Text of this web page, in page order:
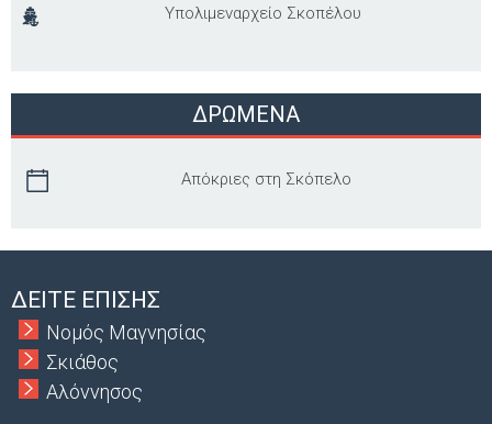
Υπολιμεναρχείο Σκοπέλου
ΔΡΩΜΕΝΑ
Απόκριες στη Σκόπελο
ΔΕΙΤΕ ΕΠΙΣΗΣ
Νομός Μαγνησίας
Σκιάθος
Αλόννησος